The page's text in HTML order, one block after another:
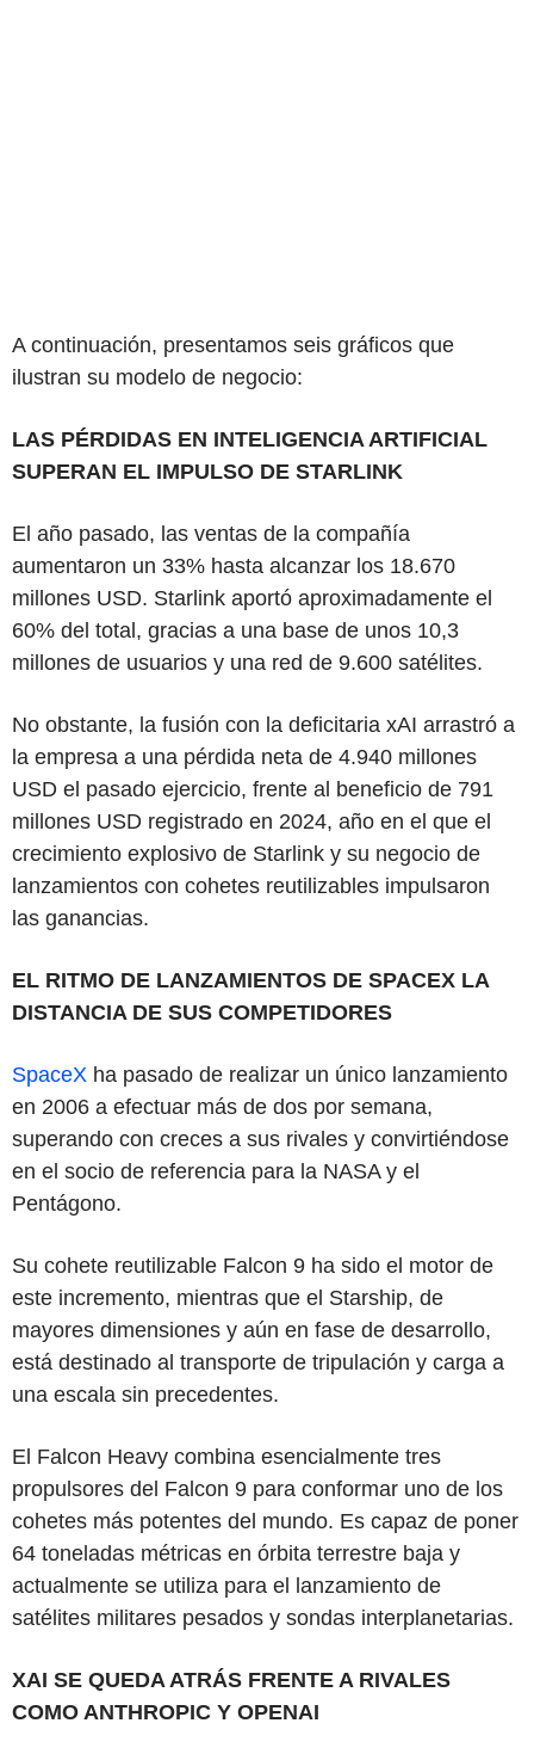
A continuación, presentamos seis gráficos que
ilustran su modelo de negocio:
LAS PÉRDIDAS EN INTELIGENCIA ARTIFICIAL
SUPERAN EL IMPULSO DE STARLINK
El año pasado, las ventas de la compañía
aumentaron un 33% hasta alcanzar los 18.670
millones USD. Starlink aportó aproximadamente el
60% del total, gracias a una base de unos 10,3
millones de usuarios y una red de 9.600 satélites.
No obstante, la fusión con la deficitaria xAI arrastró a
la empresa a una pérdida neta de 4.940 millones
USD el pasado ejercicio, frente al beneficio de 791
millones USD registrado en 2024, año en el que el
crecimiento explosivo de Starlink y su negocio de
lanzamientos con cohetes reutilizables impulsaron
las ganancias.
EL RITMO DE LANZAMIENTOS DE SPACEX LA
DISTANCIA DE SUS COMPETIDORES
SpaceX ha pasado de realizar un único lanzamiento
en 2006 a efectuar más de dos por semana,
superando con creces a sus rivales y convirtiéndose
en el socio de referencia para la NASA y el
Pentágono.
Su cohete reutilizable Falcon 9 ha sido el motor de
este incremento, mientras que el Starship, de
mayores dimensiones y aún en fase de desarrollo,
está destinado al transporte de tripulación y carga a
una escala sin precedentes.
El Falcon Heavy combina esencialmente tres
propulsores del Falcon 9 para conformar uno de los
cohetes más potentes del mundo. Es capaz de poner
64 toneladas métricas en órbita terrestre baja y
actualmente se utiliza para el lanzamiento de
satélites militares pesados y sondas interplanetarias.
XAI SE QUEDA ATRÁS FRENTE A RIVALES
COMO ANTHROPIC Y OPENAI